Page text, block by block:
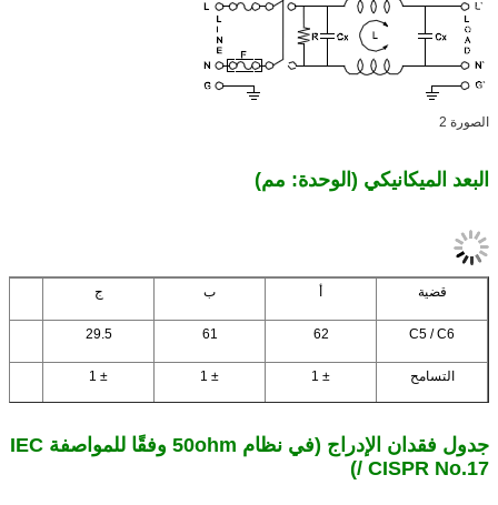
الصورة 2
البعد الميكانيكي (الوحدة: مم)
قضية أ ب ج
C5 / C6
62
61
29.5
التسامح ± 1
± 1
± 1
جدول فقدان الإدراج (في نظام 50ohm وفقًا للمواصفة IEC
/ CISPR No.17)